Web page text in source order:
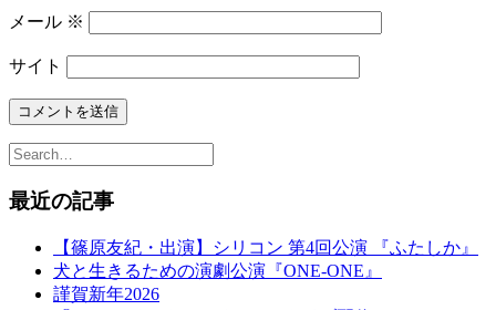
メール ※
サイト
最近の記事
【篠原友紀・出演】シリコン 第4回公演 『ふたしか』
犬と生きるための演劇公演『ONE-ONE』
謹賀新年2026